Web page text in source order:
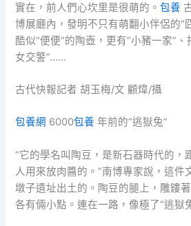
實在，前人們心坎里是很萌的。包養
博展廳內，發明不只有萌翻小伴侶的“
酷似“便便”的陶壺，更有“小豬一家”
女交警”……
古代快報記者 胡玉梅/文 顧煒/攝
包養網 6000包養 年前的“逃獄兔”
“它的學名叫陶豆，是新石器時代的，
人用來放肉醬的。”南博專家說，這件
墩子遺址出土的。陶豆的腿上，雕鏤
各有倆小點。連在一路，像極了“逃獄